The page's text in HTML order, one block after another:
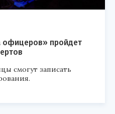
офицеров» пройдет
смогут записать